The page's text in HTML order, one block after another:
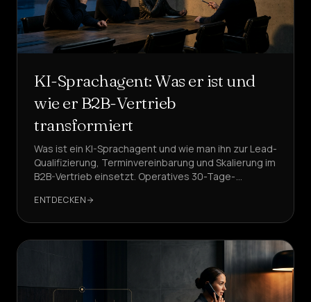
KI-Sprachagent: Was er ist und
wie er B2B-Vertrieb
transformiert
Was ist ein KI-Sprachagent und wie man ihn zur Lead-
Qualifizierung, Terminvereinbarung und Skalierung im
B2B-Vertrieb einsetzt. Operatives 30-Tage-
DeepAgent.
ENTDECKEN